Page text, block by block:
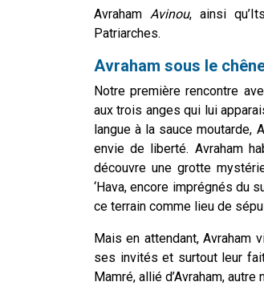
Avraham Avinou, ainsi
Patriarches.
Avraham sous le
Notre première rencontre
aux trois anges qui lui
langue à la sauce moutarde,
envie de liberté. Avraham
découvre une grotte
‘Hava, encore imprégnés du
ce terrain comme lieu de
Mais en attendant, Avraham
ses invités et surtout leur
Mamré, allié d’Avraham, autre